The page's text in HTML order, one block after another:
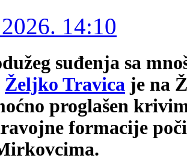
14:10
suđenja sa
Željko Travica je na
proglašen
formacije